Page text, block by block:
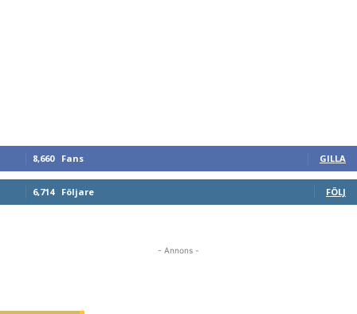
8,660 Fans GILLA
6,714 Följare FÖLJ
- Annons -